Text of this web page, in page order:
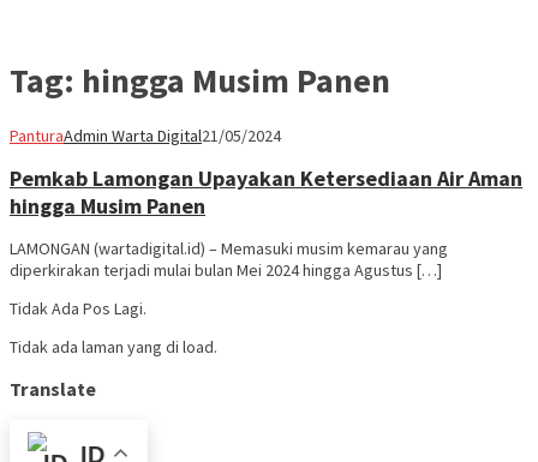
Tag: hingga Musim Panen
PanturaAdmin Warta Digital21/05/2024
Pemkab Lamongan Upayakan Ketersediaan Air Aman
hingga Musim Panen
LAMONGAN (wartadigital.id) – Memasuki musim kemarau yang
diperkirakan terjadi mulai bulan Mei 2024 hingga Agustus […]
Tidak Ada Pos Lagi.
Tidak ada laman yang di load.
Translate
ID